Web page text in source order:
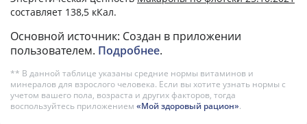
составляет 138,5 кКал.
Основной источник: Создан в приложении
пользователем. Подробнее.
** В данной таблице указаны средние нормы витаминов и
минералов для взрослого человека. Если вы хотите узнать нормы с
учетом вашего пола, возраста и других факторов, тогда
воспользуйтесь приложением «Мой здоровый рацион».